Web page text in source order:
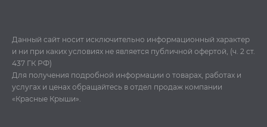
Данный сайт носит исключительно информационный характер
и ни при каких условиях не является публичной офертой, (ч. 2 ст.
437 ГК РФ)
Для получения подробной информации о товарах, работах и
услугах и ценах обращайтесь в отдел продаж компании
«Красные Крыши».